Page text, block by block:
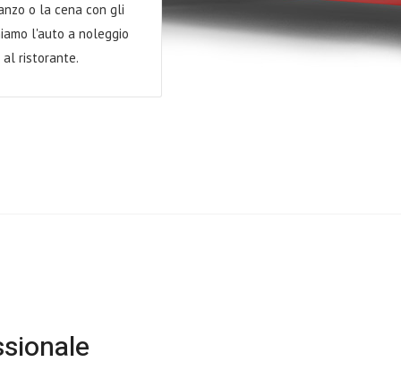
o la cena con gli
l'auto a noleggio
al ristorante.